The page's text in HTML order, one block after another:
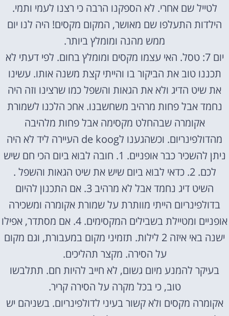
לטייל שם אחרי. לא הספקנו הרבה כי רצנו לעמי ותמי.
הילדות התעלפו שם מאושר, המקום מקסים! היה לנו יום
ממש מהנה ומומלץ ביותר.
יום 7: טסל. האי עצמו מקסים ומומלץ בחום. לפי דעתי לא
תכננו טוב את הביקור בו והייתי קצת משנה אותו. עשינו
את שיט הדיג ולא את הגאות והשפל כמו שרצינו וזה היה
נחמד אבל פחות מרהיב משחשבנו. אחכ הלכנו לשמורת
אקומרה שבהחלט מקסימה אבל פחות מלהיבה
מהדולפינריום. וכשהגענו לde koog העיירה ליד לא היה
ניתן להשכיר כבר אופניים. 1. חובה לבוא ביום הכי חם שיש
לכם. 2. כדאי לבוא ביום שיש את שיט הגאות והשפל .
השיט דיג נחמד אבל לא מרהיב 3. אם התכנון להיום
בדולפינריום הייתי מוותרת על שמורת אקומרה ומשכירה
אופניים ומטיילת בשבילים המקסימים. 4. אם מסתדר, אפילו
ישנה באי איזה 2 לילות. תזמיני מקום במעבורת, וגם מקום
על הסירה. מקצר תהליכים.
בעיקר להמנע מיום גשום, לא חייב להיות חם. תתלבשו
טוב, כי בכל מקרה על הסירה קריר.
אקומרה מקסים ולא קשור בעיני לדולפינריום. בשניהם יש